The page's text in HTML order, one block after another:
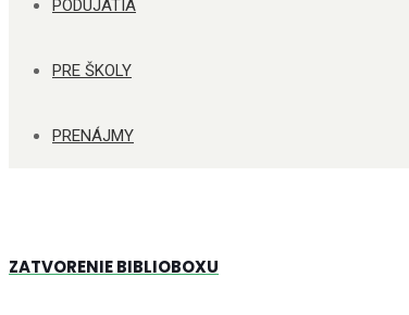
PODUJATIA
PRE ŠKOLY
PRENÁJMY
ZATVORENIE BIBLIOBOXU